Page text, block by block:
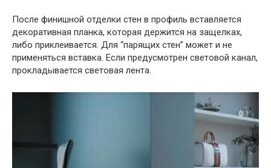
После финишной отделки стен в профиль вставляется
декоративная планка, которая держится на защелках,
либо приклеивается. Для “парящих стен” может и не
применяться вставка. Если предусмотрен световой канал,
прокладывается световая лента.